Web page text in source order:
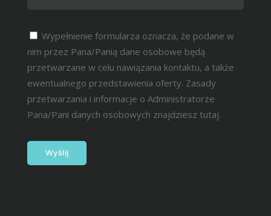
Wypełnienie formularza oznacza, że podane w
nim przez Pana/Panią dane osobowe będą
przetwarzane w celu nawiązania kontaktu, a także
ewentualnego przedstawienia oferty. Zasady
przetwarzania i informacje o Administratorze
Pana/Pani danych osobowych znajdziesz tutaj.